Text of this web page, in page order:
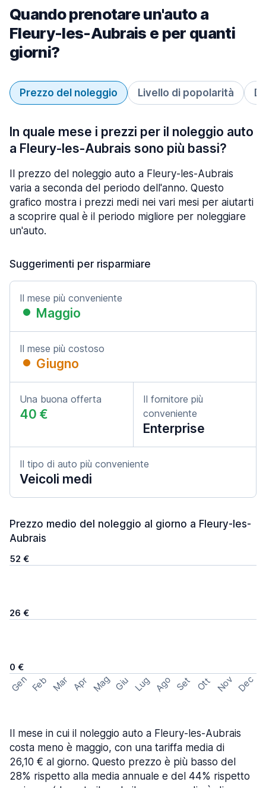
Quando prenotare un'auto a
Fleury-les-Aubrais e per quanti
giorni?
Prezzo del noleggio Livello di popolarità
In quale mese i prezzi per il noleggio auto
a Fleury-les-Aubrais sono più bassi?
Il prezzo del noleggio auto a Fleury-les-Aubrais
varia a seconda del periodo dell'anno. Questo
grafico mostra i prezzi medi nei vari mesi per aiutarti
a scoprire qual è il periodo migliore per noleggiare
un'auto.
Suggerimenti per risparmiare
Il mese più conveniente
Maggio
Il mese più costoso
Giugno
Una buona offerta
40 €
Il fornitore più
conveniente
Enterprise
Il tipo di auto più conveniente
Veicoli medi
Prezzo medio del noleggio al giorno a Fleury-les-
Aubrais
52 €
26 €
0 €
Gen Feb Mar Apr Mag Giu Lug Ago Set Ott Nov Dec
Il mese in cui il noleggio auto a Fleury-les-Aubrais
costa meno è maggio, con una tariffa media di
26,10 € al giorno. Questo prezzo è più basso del
28% rispetto alla media annuale e del 44% rispetto